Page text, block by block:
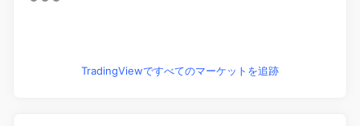
TradingViewですべてのマーケットを追跡